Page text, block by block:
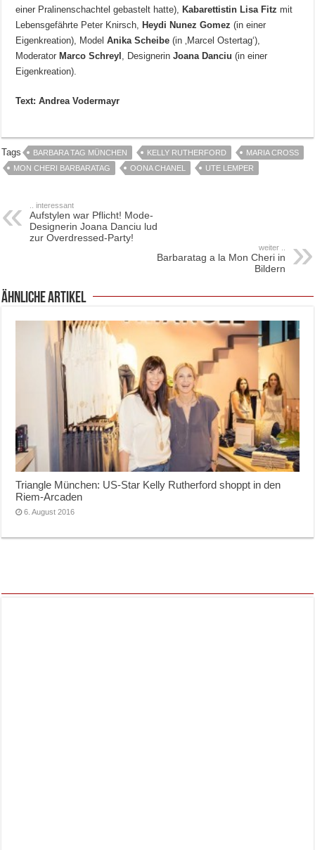
einer Pralinenschachtel gebastelt hatte), Kabarettistin Lisa Fitz mit
Lebensgefährte Peter Knirsch, Heydi Nunez Gomez (in einer
Eigenkreation), ModelAnika Scheibe (in ‚Marcel Ostertag‘),
Moderator Marco Schreyl , Designerin Joana Danciu (in einer
Eigenkreation).
Text: Andrea Vodermayr
Tags BARBARA TAG MÜNCHEN KELLY RUTHERFORD
MARIA CROSS
MON CHERI BARBARATAG
OONA CHANEL UTE LEMPER
.. interessant
Aufstylen war Pflicht! Mode-
Designerin Joana Danciu lud
zur Overdressed-Party!
weiter ..
Barbaratag a la Mon Cheri in
Bildern
ähnliche Artikel
Triangle München: US-Star Kelly Rutherford shoppt in den
Riem-Arcaden
6. August 2016